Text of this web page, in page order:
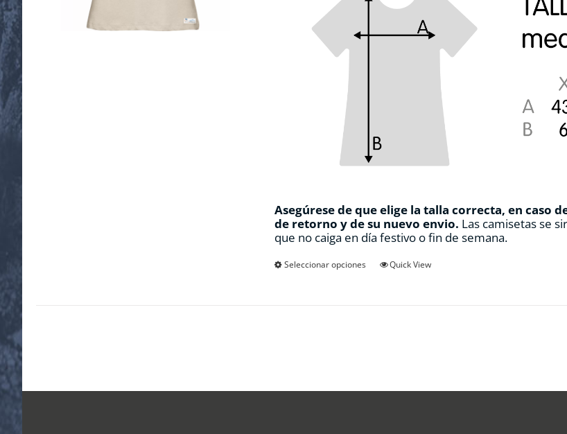
Asegúrese de que elige la talla correcta, en caso
de retorno y de su nuevo envio. Las camisetas se
que no caiga en día festivo o fin de semana.
Seleccionar opciones
Este
elegir
Quick View